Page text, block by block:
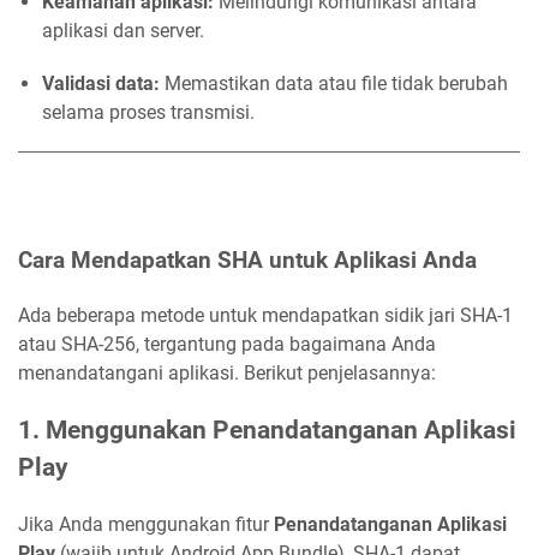
aplikasi dan server.
Validasi data: Memastikan data atau file tidak berubah
selama proses transmisi.
Cara Mendapatkan SHA untuk Aplikasi Anda
Ada beberapa metode untuk mendapatkan sidik jari SHA-1
atau SHA-256, tergantung pada bagaimana Anda
menandatangani aplikasi. Berikut penjelasannya:
1. Menggunakan Penandatanganan Aplikasi
Play
Jika Anda menggunakan fitur Penandatanganan Aplikasi